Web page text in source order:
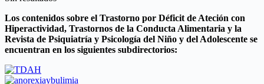
Los contenidos sobre el Trastorno por Déficit de Ateción con
Hiperactividad, Trastornos de la Conducta Alimentaria y la
Revista de Psiquiatría y Psicología del Niño y del Adolescente se
encuentran en los siguientes subdirectorios: